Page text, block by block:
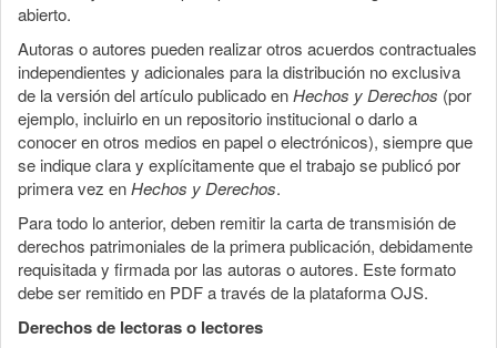
abierto.
Autoras o autores pueden realizar otros acuerdos contractuales
independientes y adicionales para la distribución no exclusiva
de la versión del artículo publicado enHechos y Derechos (por
ejemplo, incluirlo en un repositorio institucional o darlo a
conocer en otros medios en papel o electrónicos), siempre que
se indique clara y explícitamente que el trabajo se publicó por
primera vez enHechos y Derechos.
Para todo lo anterior, deben remitir la carta de transmisión de
derechos patrimoniales de la primera publicación, debidamente
requisitada y firmada por las autoras o autores. Este formato
debe ser remitido en PDF a través de la plataforma OJS.
Derechos de lectoras o lectores